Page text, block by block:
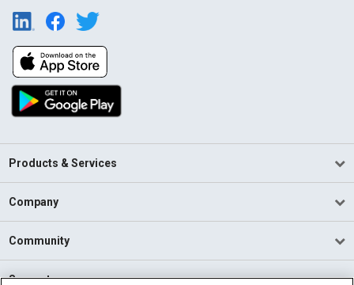
Products & Services
Company
Community
Support